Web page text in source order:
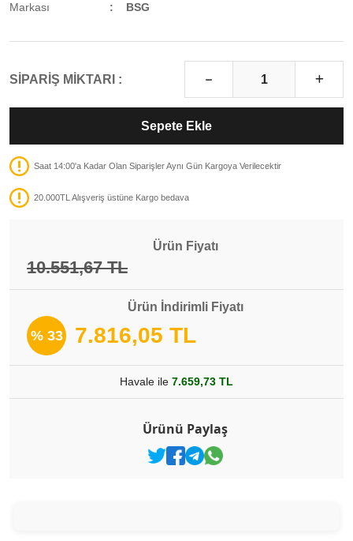
Markası
BSG
SİPARİŞ MİKTARI :
Sepete Ekle
Saat 14:00'a Kadar Olan Siparişler Aynı Gün Kargoya Verilecektir
20.000TL Alışveriş üstüne Kargo bedava
Ürün Fiyatı
10.551,67 TL
Ürün İndirimli Fiyatı
% 33 7.816,05 TL
Havale ile 7.659,73 TL
Ürünü Paylaş